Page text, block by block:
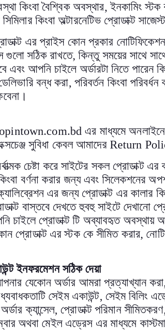
কিংবা বৈশ্বিক অবস্থার,ইনকামিং
কিংবা অল্টারনেটিভ প্রোডাক্ট
এর প্রাইস কোন প্রকার নোটিফিকেশন
গুলো সঠিক রাখতে,কিন্তু সময়ের সাথে
আপনি চাইলে অর্ডারটা নিতে পারেন
বন্ধ করা, পরিবর্তন কিংবা
।
এর মাধ্যমে
সুবিধা কেবল আমাদের Return
চেষ্টা করে সাইটের সকল প্রোডাক্ট এর
বর্ণনা করার জন্য এবং সিলেকশনের
এর জন্য প্রোডাক্ট এর কালার
বাস্তবে দেখতে হুবহু সাইটে
চাইলে প্রোডাক্ট টি অব্যাবহৃত অবস্থায়
প্রোডাক্ট এর স্টক কে সীমিত করার,
ইনফরমেশন সঠিক দেয়া
যেকোন অর্ডার আমরা প্রত্যাখ্যান করা,
সেইম একাউন্ট, সেইম বিলিং
ক্যান্সেল, প্রোডাক্ট পরিমান সীমিতকরণ,
অথবা মেইল এড্রেস এর মাধ্যমে